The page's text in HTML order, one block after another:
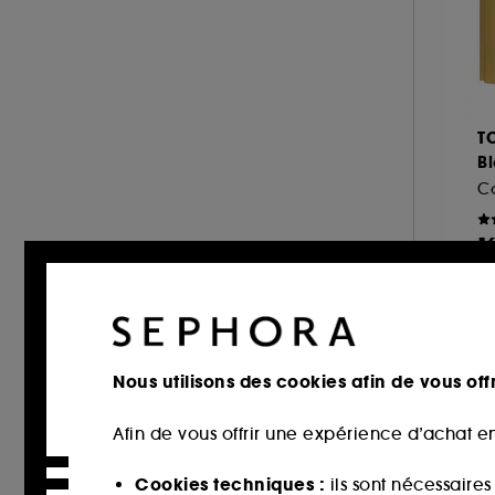
PRADA (3)
RABANNE FRAGRANCES (7)
RARE BEAUTY (5)
ROCHAS (4)
Nous utilisons des cookies afin de vous
Afin de vous offrir une expérience d’achat
Cookies techniques : ils sont